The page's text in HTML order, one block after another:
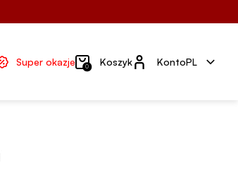
Super okazje 0 KoszykKonto
KontoPL